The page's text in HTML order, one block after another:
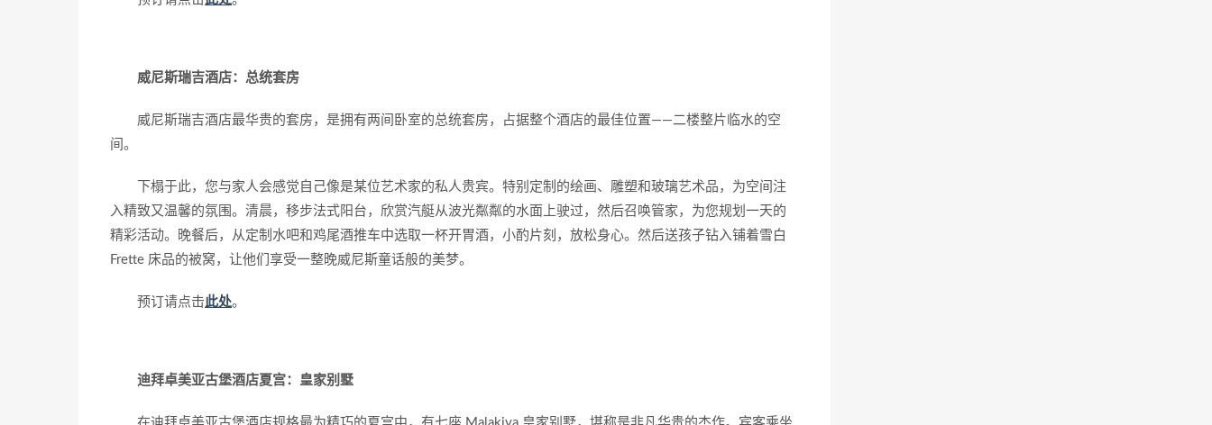
威尼斯瑞吉酒店：总统套房
威尼斯瑞吉酒店最华贵的套房，是拥有两间卧室的总统套房，占据整个酒店的最佳位置——二楼整片临水的空
间。
下榻于此，您与家人会感觉自己像是某位艺术家的私人贵宾。特别定制的绘画、雕塑和玻璃艺术品，为空间注
入精致又温馨的氛围。清晨，移步法式阳台，欣赏汽艇从波光粼粼的水面上驶过，然后召唤管家，为您规划一天的
精彩活动。晚餐后，从定制水吧和鸡尾酒推车中选取一杯开胃酒，小酌片刻，放松身心。然后送孩子钻入铺着雪白
Frette 床品的被窝，让他们享受一整晚威尼斯童话般的美梦。
预订请点击 此处。
迪拜卓美亚古堡酒店夏宫：皇家别墅